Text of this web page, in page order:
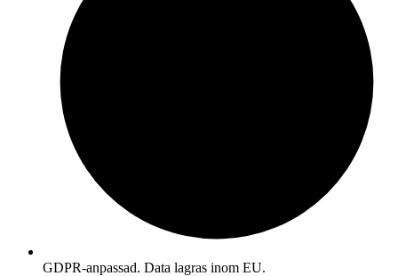
GDPR-anpassad. Data lagras inom EU.